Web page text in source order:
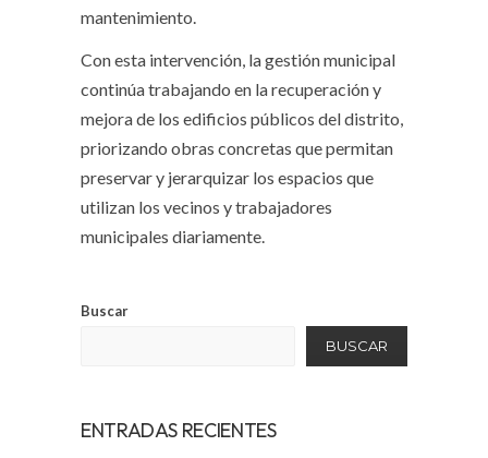
mantenimiento.
Con esta intervención, la gestión municipal
continúa trabajando en la recuperación y
mejora de los edificios públicos del distrito,
priorizando obras concretas que permitan
preservar y jerarquizar los espacios que
utilizan los vecinos y trabajadores
municipales diariamente.
Buscar
BUSCAR
ENTRADAS RECIENTES